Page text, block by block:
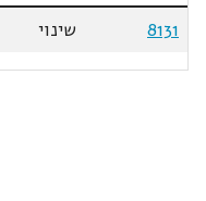
8131
שינוי